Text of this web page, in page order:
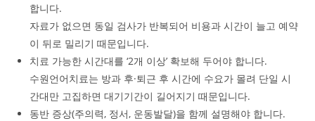
합니다.
자료가 없으면 동일 검사가 반복되어 비용과 시간이 늘고 예약
이 뒤로 밀리기 때문입니다.
치료 가능한 시간대를 ‘2개 이상’ 확보해 두어야 합니다.
수원언어치료는 방과 후·퇴근 후 시간에 수요가 몰려 단일 시
간대만 고집하면 대기기간이 길어지기 때문입니다.
동반 증상(주의력, 정서, 운동발달)을 함께 설명해야 합니다.